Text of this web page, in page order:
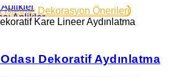
İşletme Dekorasyon Önerileri
Dekoratif Aydınlatma
Aplikler